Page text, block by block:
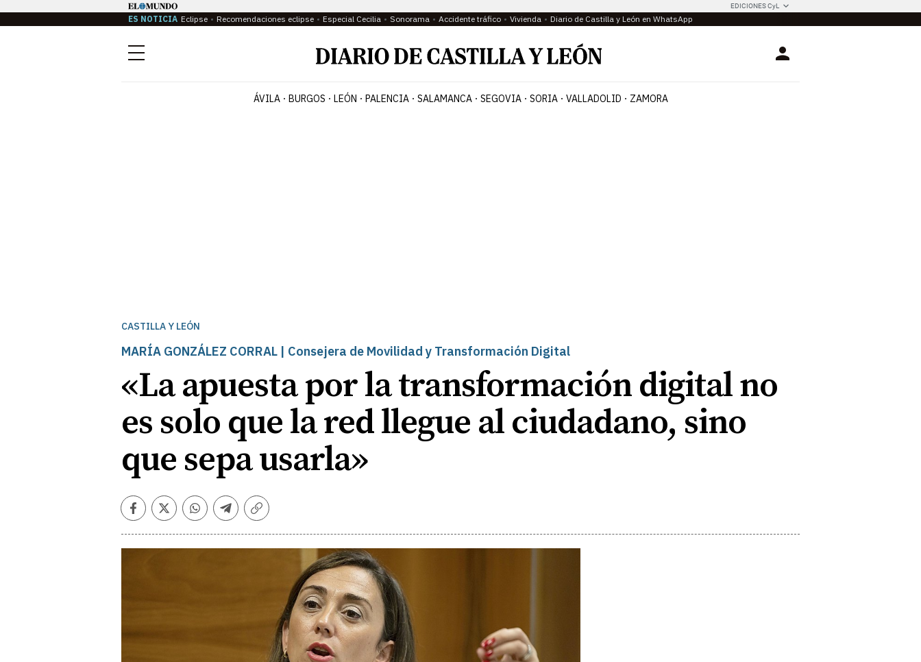
EDICIONES CyL
ES NOTICIA Eclipse Recomendaciones eclipse Especial Cecilia Sonorama Accidente tráfico Vivienda Diario de Castilla y León en WhatsApp
Menú Login
ÁVILA BURGOS LEÓN PALENCIA SALAMANCA SEGOVIA SORIA VALLADOLID ZAMORA
CASTILLA Y LEÓN
MARÍA GONZÁLEZ CORRAL | Consejera de Movilidad y Transformación Digital
«La apuesta por la transformación digital no
es solo que la red llegue al ciudadano, sino
que sepa usarla»
Facebook
TwitterWhatsapp
Telegram
Copiar